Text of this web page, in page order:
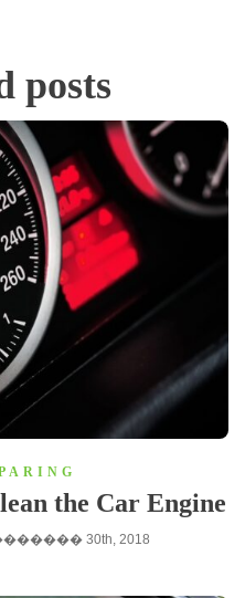
posts
the Car Engine
30th, 2018